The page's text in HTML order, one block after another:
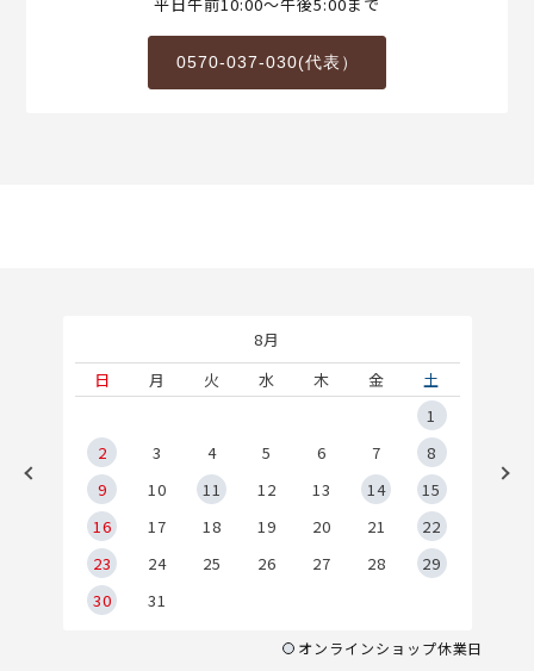
0570-037-030(代表）
8月
日
月 火 水 木 金
土
1
2
3 4 5 6 7
8
9
10 11 12 13 14
15
16
17 18 19 20 21
22
23
24 25 26 27 28
29
30
31
オンラインショップ休業日